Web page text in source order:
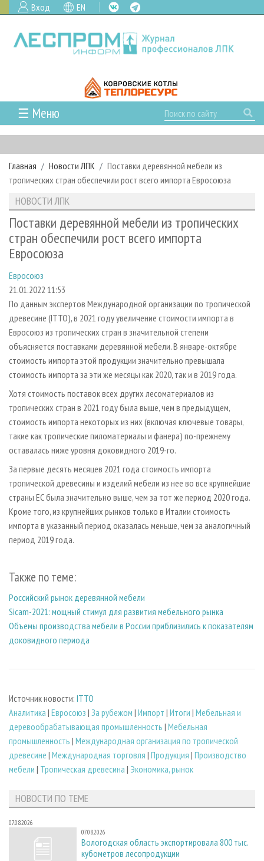
Вход EN
☰ Меню
ГЛАВНАЯ
РУБРИКИ И ТЕМЫ
РУБРИКИ ЖУРНАЛА
ЛЕСОЗАГОТОВКА
ЛЕСОПИЛЕНИЕ
ДЕРЕВООБРАБОТКА
СУШКА ДРЕВЕСИНЫ
ПРОИЗВОДСТВО ДРЕВЕСНЫХ ПЛИТ
ДЕРЕВЯННОЕ ДОМОСТРОЕНИЕ
ПРОИЗВОДСТВО МЕБЕЛИ
БИОЭНЕРГЕТИКА
ЦБП
ИНСТРУМЕНТ И МАТЕРИАЛЫ
НОВОСТИ
НОВОСТИ ЛПК
НОВОСТИ ЖУРНАЛА
НОВОСТИ КОМПАНИЙ
ПРОЕКТЫ ЛПИ
АНАЛИТИКА
ПРЕДПРИЯТИЯ ЛПК
ЛЕСНЫЕ РЕГИОНЫ РОССИИ
ПЕРСОНЫ
МОБИЛЬНЫЕ ВЫСТАВКИ
ОФИЦИАЛЬНЫЕ ДЕЛЕГАЦИИ
ПРИОРИТЕТНЫЕ ИНВЕСТПРОЕКТЫ
RUSSIAN FORESTRY REVIEW
ГАЗЕТА ЛЕСПРОМФОРУМ
БИБЛИОТЕКА СПЕЦИАЛИСТА
АРХИВ ЖУРНАЛОВ
СТАТЬИ
О ЖУРНАЛЕ
ПОДПИСКА
КОНТАКТЫ
РЕКЛАМОДАТЕЛЯМ
РЕКЛАМА
РЕКЛАМА НА САЙТЕ
Главная Новости ЛПК
Поставки деревянной мебели из
тропических стран обеспечили рост всего импорта Евросоюза
НОВОСТИ ЛПК
Поставки деревянной мебели из тропических
стран обеспечили рост всего импорта
Евросоюза
Евросоюз
21.01.2022 11:53
По данным экспертов Международной организации по тропической
древесине (ITTO), в 2021 году увеличение стоимости импорта в
Евросоюз из тропических стран в значительной степени
объясняется поставками деревянной мебели. В январе-октябре
стоимость импорта этой продукции значительно превышала
стоимость импорта за эти же месяцы как 2020, так и в 2019 года.
Хотя стоимость поставок всех других лесоматериалов из
тропических стран в 2021 году была выше, чем в предыдущем,
стоимость импорта некоторых из них (включая ключевые товары,
такие как тропические пиломатериалы и фанера) по-прежнему
оставалась ниже уровня доковидного 2019-го.
За первые десять месяцев 2021 года стоимость импорта
тропической древесины и изделий мебели из нее во все крупнейшие
страны ЕС была значительно выше, чем за тот же период 2020 года.
Кроме того, из крупнейших рынков только в Италии стоимость
импорта в указанный период оказалась меньше, чем за аналогичный
период 2019 года.
Также по теме:
Российский рынок деревянной мебели
Sicam-2021: мощный стимул для развития мебельного рынка
Объемы производства мебели в России приблизились к показателям
доковидного периода
Источник новости: ITTO
Аналитика | Евросоюз | За рубежом | Импорт | Итоги | Мебельная и
деревообрабатывающая промышленность | Мебельная
промышленность | Международная организация по тропической
древесине | Международная торговля | Продукция | Производство
мебели | Тропическая древесина | Экономика, рынок
НОВОСТИ ПО ТЕМЕ
07.08.2026
07.08.2026
Вологодская область экспортировала 800 тыс.
кубометров лесопродукции